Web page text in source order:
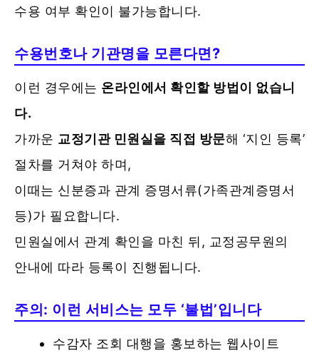
수용 여부 확인이 불가능합니다.
수용번호나 기관명을 모른다면?
이런 경우에는 온라인에서 확인할 방법이 없습니
다.
가까운 교정기관 민원실을 직접 방문해 ‘지인 등록’
절차를 거쳐야 하며,
이때는 신분증과 관계 증명서류(가족관계증명서
등)가 필요합니다.
민원실에서 관계 확인을 마친 뒤, 교정공무원의
안내에 따라 등록이 진행됩니다.
주의: 이런 서비스는 모두 ‘불법’입니다
수감자 조회 대행을 홍보하는 웹사이트